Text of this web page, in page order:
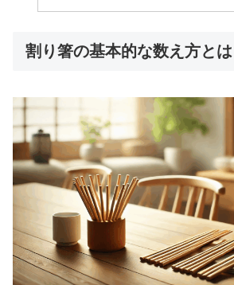
割り箸の基本的な数え方とは